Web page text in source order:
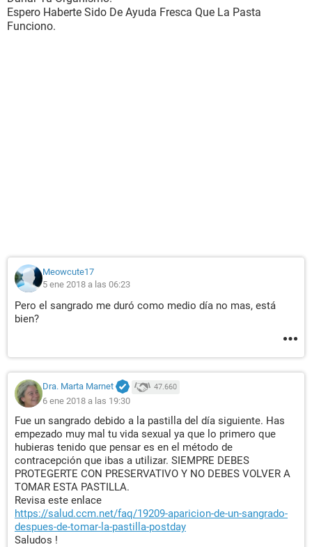
Espero Haberte Sido De Ayuda Fresca Que La Pasta
Funciono.
Meowcute17
5 ene 2018 a las 06:23
Pero el sangrado me duró como medio día no mas, está
bien?
Dra. Marta Marnet 47.660
6 ene 2018 a las 19:30
Fue un sangrado debido a la pastilla del día siguiente. Has
empezado muy mal tu vida sexual ya que lo primero que
hubieras tenido que pensar es en el método de
contracepción que ibas a utilizar. SIEMPRE DEBES
PROTEGERTE CON PRESERVATIVO Y NO DEBES VOLVER A
TOMAR ESTA PASTILLA.
Revisa este enlace
https://salud.ccm.net/faq/19209-aparicion-de-un-sangrado-
despues-de-tomar-la-pastilla-postday
Saludos !